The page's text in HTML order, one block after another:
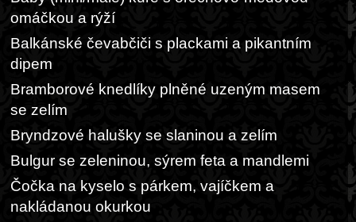
omáčkou a rýží
Balkánské čevabčiči s plackami a pikantním
dipem
Bramborové knedlíky plněné uzeným masem
se zelím
Bryndzové halušky se slaninou a zelím
Bulgur se zeleninou, sýrem feta a mandlemi
Čočka na kyselo s párkem, vajíčkem a
nakládanou okurkou